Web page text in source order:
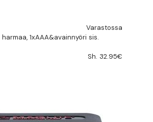
Varastossa
1xAAA&avainnyöri sis.
Sh. 32.95€